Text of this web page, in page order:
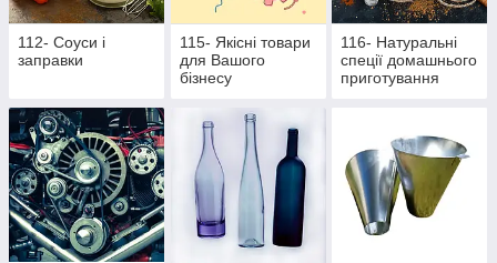
112- Соуси і
заправки
115- Якісні товари
для Вашого
бізнесу
116- Натуральні
спеції домашнього
приготування